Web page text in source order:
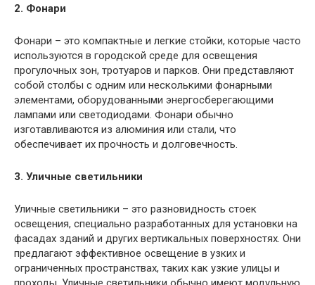
2. Фонари
Фонари – это компактные и легкие стойки, которые часто
используются в городской среде для освещения
прогулочных зон, тротуаров и парков. Они представляют
собой столбы с одним или несколькими фонарными
элементами, оборудованными энергосберегающими
лампами или светодиодами. Фонари обычно
изготавливаются из алюминия или стали, что
обеспечивает их прочность и долговечность.
3. Уличные светильники
Уличные светильники – это разновидность стоек
освещения, специально разработанных для установки на
фасадах зданий и других вертикальных поверхностях. Они
предлагают эффективное освещение в узких и
ограниченных пространствах, таких как узкие улицы и